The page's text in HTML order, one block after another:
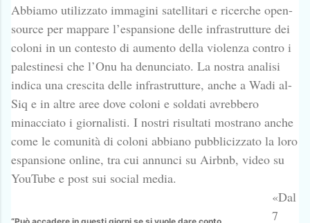
Abbiamo utilizzato immagini satellitari e ricerche open-
source per mappare l’espansione delle infrastrutture dei
coloni in un contesto di aumento della violenza contro i
palestinesi che l’Onu ha denunciato. La nostra analisi
indica una crescita delle infrastrutture, anche a Wadi al-
Siq e in altre aree dove coloni e soldati avrebbero
minacciato i giornalisti. I nostri risultati mostrano anche
come le comunità di coloni abbiano pubblicizzato la loro
espansione online, tra cui annunci su Airbnb, video su
YouTube e post sui social media.
“Può accadere in questi giorni se si vuole dare conto
«Dal
7